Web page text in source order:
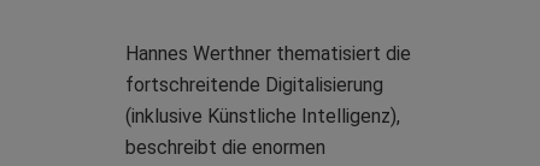
Hannes Werthner thematisiert die
fortschreitende Digitalisierung
(inklusive Künstliche Intelligenz),
beschreibt die enormen